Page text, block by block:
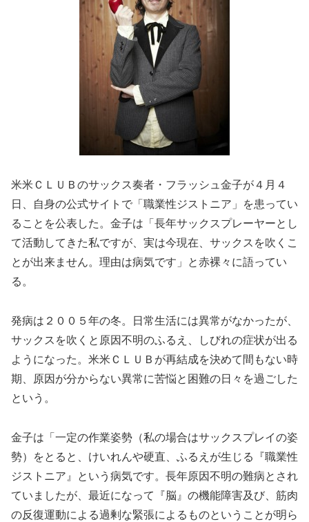
米米ＣＬＵＢのサックス奏者・フラッシュ金子が４月４
日、自身の公式サイトで「職業性ジストニア」を患ってい
ることを公表した。金子は「長年サックスプレーヤーとし
て活動してきた私ですが、実は今現在、サックスを吹くこ
とが出来ません。理由は病気です」と赤裸々に語ってい
る。
発病は２００５年の冬。日常生活には異常がなかったが、
サックスを吹くと原因不明のふるえ、しびれの症状が出る
ようになった。米米ＣＬＵＢが再結成を決めて間もない時
期、原因が分からない異常に苦悩と困難の日々を過ごした
という。
金子は「一定の作業姿勢（私の場合はサックスプレイの姿
勢）をとると、けいれんや硬直、ふるえが生じる『職業性
ジストニア』という病気です。長年原因不明の難病とされ
ていましたが、最近になって『脳』の機能障害及び、筋肉
の反復運動による過剰な緊張によるものということが明ら